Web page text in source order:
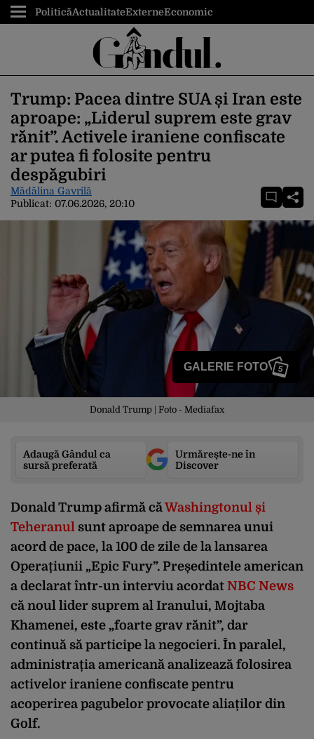
PoliticăActualitateExterneEconomic
Trump: Pacea dintre SUA și Iran este
aproape: „Liderul suprem este grav
rănit”. Activele iraniene confiscate
ar putea fi folosite pentru
despăgubiri
Mădălina Gavrilă
Publicat: 07.06.2026, 20:10
GALERIE FOTO 5
Donald Trump | Foto - Mediafax
Adaugă Gândul ca
sursă preferată
Urmărește-ne în
Discover
Donald Trump afirmă căWashingtonul și
Teheranul sunt aproape de semnarea unui
acord de pace, la 100 de zile de la lansarea
Operațiunii „Epic Fury”. Președintele american
a declarat într-un interviu acordat NBC News
că noul lider suprem al Iranului, Mojtaba
Khamenei, este „foarte grav rănit”, dar
continuă să participe la negocieri. În paralel,
administrația americană analizează folosirea
activelor iraniene confiscate pentru
acoperirea pagubelor provocate aliaților din
Golf.